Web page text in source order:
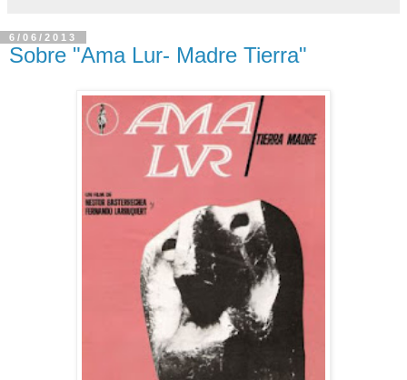
6/06/2013
Sobre "Ama Lur- Madre Tierra"